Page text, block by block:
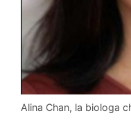
Alina Chan, la biologa